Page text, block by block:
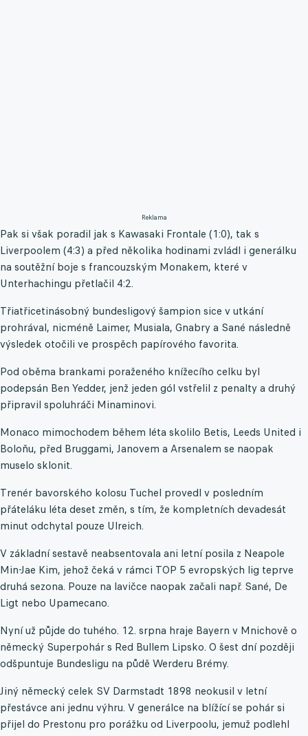
Reklama
Pak si však poradil jak s Kawasaki Frontale (1:0), tak s
Liverpoolem (4:3) a před několika hodinami zvládl i generálku
na soutěžní boje s francouzským Monakem, které v
Unterhachingu přetlačil 4:2.
Třiatřicetinásobný bundesligový šampion sice v utkání
prohrával, nicméně Laimer, Musiala, Gnabry a Sané následně
výsledek otočili ve prospěch papírového favorita.
Pod oběma brankami poraženého knížecího celku byl
podepsán Ben Yedder, jenž jeden gól vstřelil z penalty a druhý
připravil spoluhráči Minaminovi.
Monaco mimochodem během léta skolilo Betis, Leeds United i
Boloňu, před Bruggami, Janovem a Arsenalem se naopak
muselo sklonit.
Trenér bavorského kolosu Tuchel provedl v posledním
přáteláku léta deset změn, s tím, že kompletních devadesát
minut odchytal pouze Ulreich.
V základní sestavě neabsentovala ani letní posila z Neapole
Min-Jae Kim, jehož čeká v rámci TOP 5 evropských lig teprve
druhá sezona. Pouze na lavičce naopak začali např. Sané, De
Ligt nebo Upamecano.
Nyní už půjde do tuhého. 12. srpna hraje Bayern v Mnichově o
německý Superpohár s Red Bullem Lipsko. O šest dní později
odšpuntuje Bundesligu na půdě Werderu Brémy.
Jiný německý celek SV Darmstadt 1898 neokusil v letní
přestávce ani jednu výhru. V generálce na blížící se pohár si
přijel do Prestonu pro porážku od Liverpoolu, jemuž podlehl